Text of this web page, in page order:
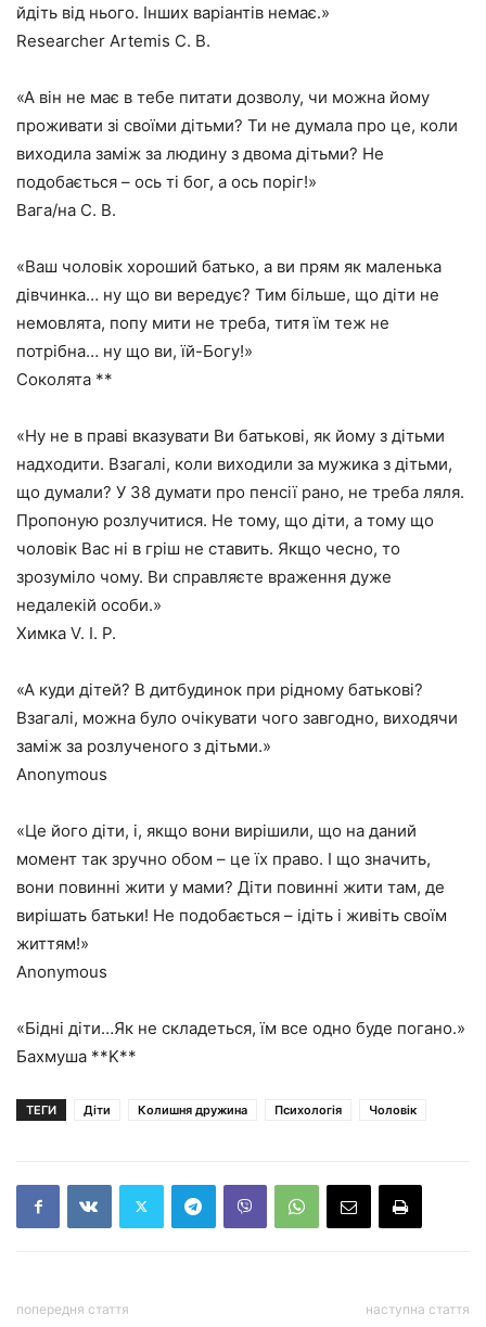
йдіть від нього. Інших варіантів немає.»
Researcher Artemis C. B.
«А він не має в тебе питати дозволу, чи можна йому
проживати зі своїми дітьми? Ти не думала про це, коли
виходила заміж за людину з двома дітьми? Не
подобається – ось ті бог, а ось поріг!»
Вага/на C. B.
«Ваш чоловік хороший батько, а ви прям як маленька
дівчинка… ну що ви вередує? Тим більше, що діти не
немовлята, попу мити не треба, титя їм теж не
потрібна… ну що ви, їй-Богу!»
Соколята **
«Ну не в праві вказувати Ви батькові, як йому з дітьми
надходити. Взагалі, коли виходили за мужика з дітьми,
що думали? У 38 думати про пенсії рано, не треба ляля.
Пропоную розлучитися. Не тому, що діти, а тому що
чоловік Вас ні в гріш не ставить. Якщо чесно, то
зрозуміло чому. Ви справляєте враження дуже
недалекій особи.»
Химка V. I. P.
«А куди дітей? В дитбудинок при рідному батькові?
Взагалі, можна було очікувати чого завгодно, виходячи
заміж за розлученого з дітьми.»
Anonymous
«Це його діти, і, якщо вони вирішили, що на даний
момент так зручно обом – це їх право. І що значить,
вони повинні жити у мами? Діти повинні жити там, де
вирішать батьки! Не подобається – ідіть і живіть своїм
життям!»
Anonymous
«Бідні діти…Як не складеться, їм все одно буде погано.»
Бахмуша **K**
ТЕГИ Діти Колишня дружина Психологія Чоловік
попередня стаття наступна стаття